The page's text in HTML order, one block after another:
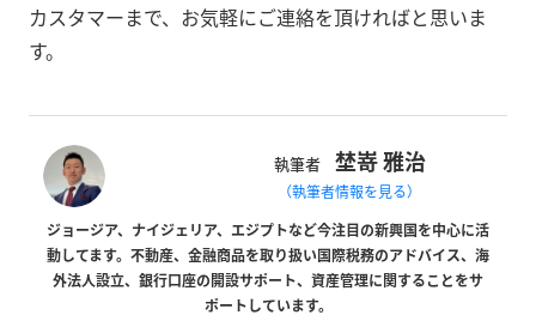
カスタマーまで、お気軽にご連絡を頂ければと思いま
す。
執筆者 埜嵜 雅治
（執筆者情報を見る）
ジョージア、ナイジェリア、エジプトなど今注目の新興国を中心に活
動してます。不動産、金融商品を取り扱い国際税務のアドバイス、海
外法人設立、銀行口座の開設サポート、資産管理に関することをサ
ポートしています。